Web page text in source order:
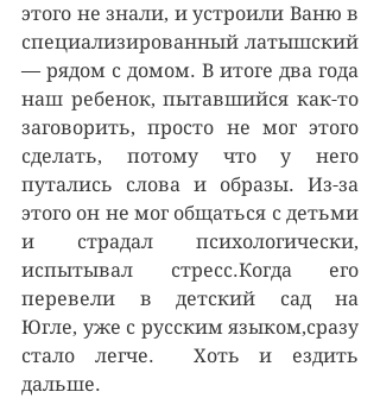
этого не знали, и устроили Ваню в
специализированный латышский
— рядом с домом. В итоге два года
наш ребенок, пытавшийся как-то
заговорить, просто не мог этого
сделать, потому что у него
путались слова и образы. Из-за
этого он не мог общаться с детьми
и страдал психологически,
испытывал стресс.Когда его
перевели в детский сад на
Югле, уже с русским языком,сразу
стало легче.  Хоть и ездить
дальше.